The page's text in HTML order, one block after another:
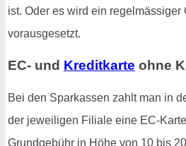
ist. Oder es wird ein regelmässiger
vorausgesetzt.
EC- und Kreditkarte ohne
Bei den Sparkassen zahlt man in
der jeweiligen Filiale eine EC-
Grundgebühr in Höhe von 10 bis